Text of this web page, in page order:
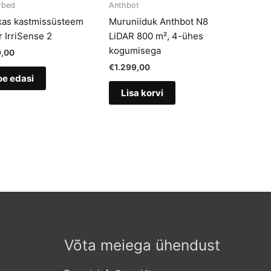
kastmissüsteem
IrriSense 2
edasi
Anthbot
Muruniiduk Anthbot N8
LiDAR 800 m², 4-ühes
kogumisega
€1.299,00
Lisa korvi
Võta meiega ühendust